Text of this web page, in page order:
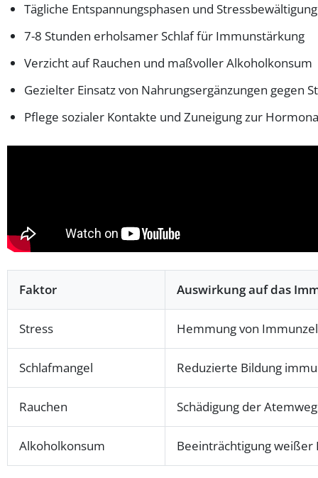
Tägliche Entspannungsphasen und
7-8 Stunden erholsamer Schlaf für Immunstärkung
Verzicht auf Rauchen und maßvoller Alkoholkonsum
Gezielter Einsatz von Nahrungsergänzungen gegen
Pflege sozialer Kontakte und Zuneigung zur
Faktor Auswirkung auf das
Stress Hemmung von
Schlafmangel Reduzierte Bildung
Rauchen Schädigung der
Alkoholkonsum Beeinträchtigung